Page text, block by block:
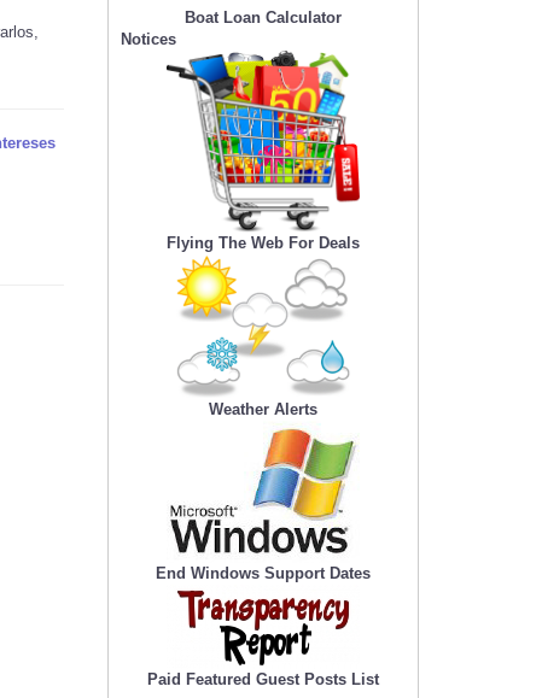
Boat Loan Calculator
Notices
Flying The Web For Deals
Weather Alerts
End Windows Support Dates
Paid Featured Guest Posts List